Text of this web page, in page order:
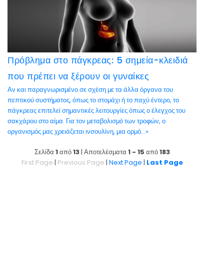
Πρόβλημα στο πάγκρεας: 5 σημεία-κλειδιά
που πρέπει να ξέρουν οι γυναίκες
Αν και παραγνωρισμένο σε σχέση με τα άλλα όργανα του
πεπτικού συστήματος, όπως το στομάχι ή το παχύ έντερο, το
πάγκρεας επιτελεί σημαντικές λειτουργίες όπως ο έλεγχος του
σακχάρου στο αίμα. Για τον μεταβολισμό των τροφών, ο
οργανισμός μας χρειάζεται ινσουλίνη, μια ορμό...»
Σελίδα 1από13| Αποτελέσματα 1 - 15 από183
First Page | Previous Page | Next Page | Last Page